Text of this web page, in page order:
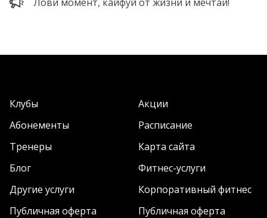
Клубы
Акции
Абонементы
Расписание
Тренеры
Карта сайта
Блог
Фитнес-услуги
Другие услуги
Корпоративный фитнес
Публичная оферта
Публичная оферта